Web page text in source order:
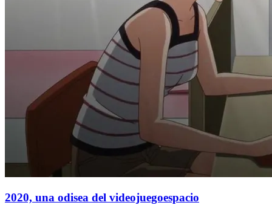
2020, una odisea del videojuegoespacio